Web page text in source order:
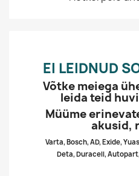
EI LEIDNUD
Võtke meiega
leida teid
Müüme
akusid,
Varta, Bosch, AD, Exide,
Deta, Duracell,